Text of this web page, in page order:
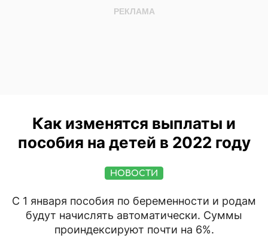
Как изменятся выплаты и
пособия на детей в 2022 году
НОВОСТИ
С 1 января пособия по беременности и родам
будут начислять автоматически. Суммы
проиндексируют почти на 6%.